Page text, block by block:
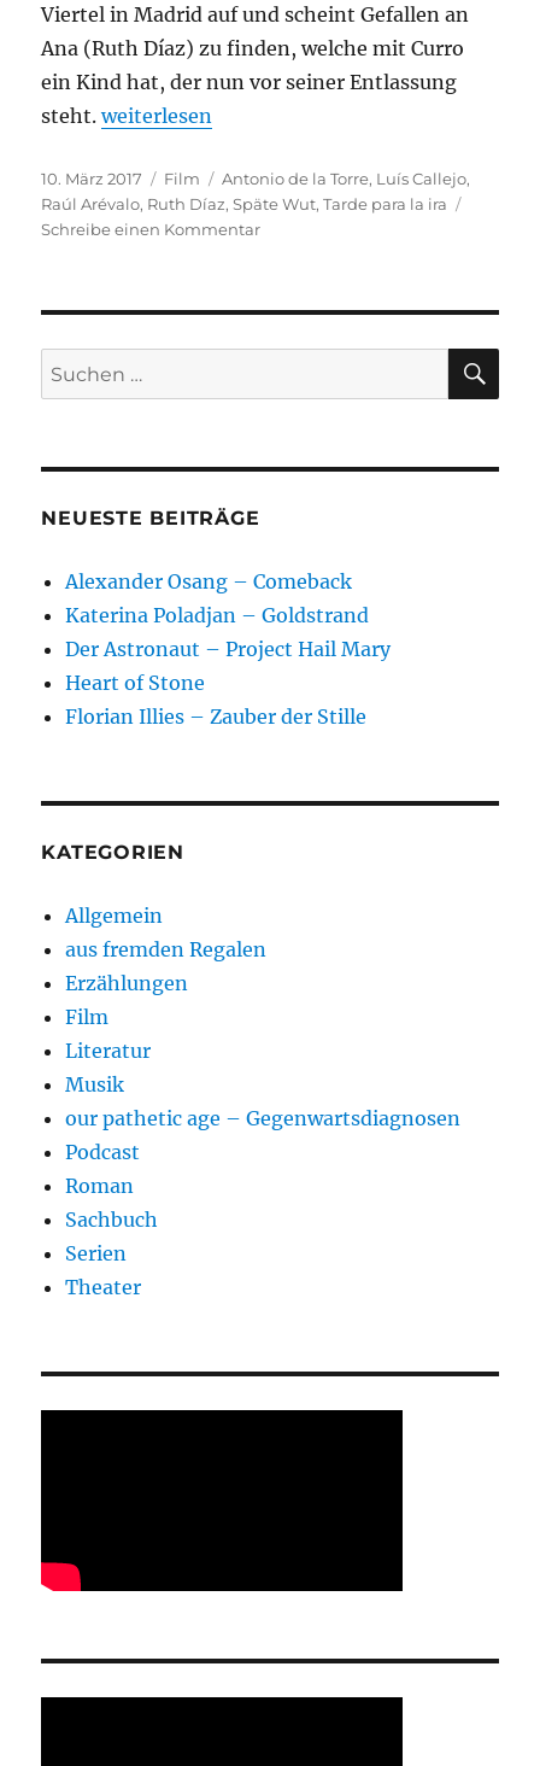
Viertel in Madrid auf und scheint Gefallen an
Ana (Ruth Díaz) zu finden, welche mit Curro
ein Kind hat, der nun vor seiner Entlassung
steht.„Späte Wut“
weiterlesen
Veröffentlicht
am
10. März 2017 Kategorien
Film Schlagwörter
Antonio de la Torre, Luís Callejo,
Raúl Arévalo, Ruth Díaz,Späte Wut,Tarde para la ira
Schreibe einen Kommentarzu
Suchen
nach:
NEUESTE BEITRÄGE
Alexander Osang – Comeback
Katerina Poladjan – Goldstrand
Der Astronaut – Project Hail Mary
Heart of Stone
Florian Illies – Zauber der Stille
KATEGORIEN
Allgemein
aus fremden Regalen
Erzählungen
Film
Literatur
Musik
our pathetic age – Gegenwartsdiagnosen
Podcast
Roman
Sachbuch
Serien
Theater